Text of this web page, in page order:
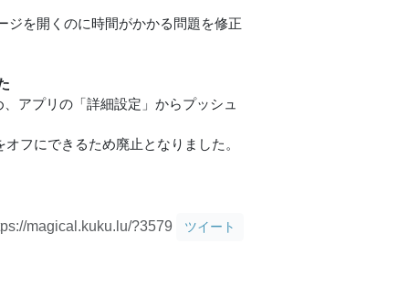
ジを開くのに時間がかかる問題を修正
アプリの「詳細設定」からプッシュ
フにできるため廃止となりました。
magical.kuku.lu/?3579 ツイート